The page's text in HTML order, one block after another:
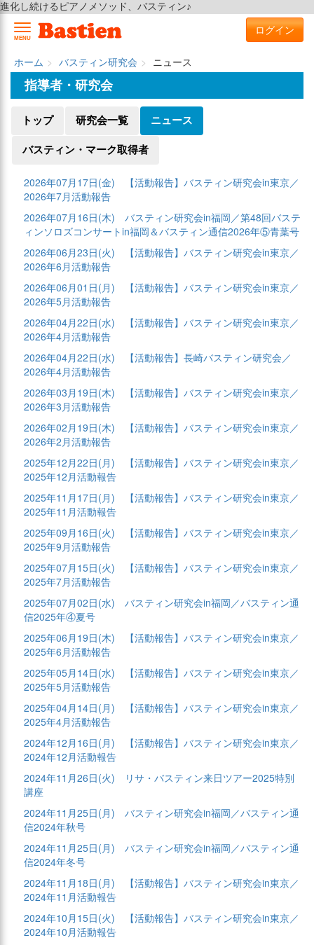
進化し続けるピアノメソッド、バスティン♪
MENU
ログイン
ホーム バスティン研究会
ニュース
指導者・研究会
トップ 研究会一覧 ニュース
バスティン・マーク取得者
2026年07月17日(金)
【活動報告】バスティン研究会in東京／
2026年7月活動報告
2026年07月16日(木)
バスティン研究会in福岡／第48回バステ
ィンソロズコンサートin福岡＆バスティン通信2026年⑤青葉号
2026年06月23日(火)
【活動報告】バスティン研究会in東京／
2026年6月活動報告
2026年06月01日(月)
【活動報告】バスティン研究会in東京／
2026年5月活動報告
2026年04月22日(水)
【活動報告】バスティン研究会in東京／
2026年4月活動報告
2026年04月22日(水)
【活動報告】長崎バスティン研究会／
2026年4月活動報告
2026年03月19日(木)
【活動報告】バスティン研究会in東京／
2026年3月活動報告
2026年02月19日(木)
【活動報告】バスティン研究会in東京／
2026年2月活動報告
2025年12月22日(月)
【活動報告】バスティン研究会in東京／
2025年12月活動報告
2025年11月17日(月)
【活動報告】バスティン研究会in東京／
2025年11月活動報告
2025年09月16日(火)
【活動報告】バスティン研究会in東京／
2025年9月活動報告
2025年07月15日(火)
【活動報告】バスティン研究会in東京／
2025年7月活動報告
2025年07月02日(水)
バスティン研究会in福岡／バスティン通
信2025年④夏号
2025年06月19日(木)
【活動報告】バスティン研究会in東京／
2025年6月活動報告
2025年05月14日(水)
【活動報告】バスティン研究会in東京／
2025年5月活動報告
2025年04月14日(月)
【活動報告】バスティン研究会in東京／
2025年4月活動報告
2024年12月16日(月)
【活動報告】バスティン研究会in東京／
2024年12月活動報告
2024年11月26日(火)
リサ・バスティン来日ツアー2025特別
講座
2024年11月25日(月)
バスティン研究会in福岡／バスティン通
信2024年秋号
2024年11月25日(月)
バスティン研究会in福岡／バスティン通
信2024年冬号
2024年11月18日(月)
【活動報告】バスティン研究会in東京／
2024年11月活動報告
2024年10月15日(火)
【活動報告】バスティン研究会in東京／
2024年10月活動報告